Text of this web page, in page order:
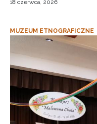
18 czerwca, 2026
MUZEUM ETNOGRAFICZNE